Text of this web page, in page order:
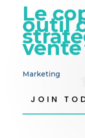
Le
outil
Marketing
JOIN